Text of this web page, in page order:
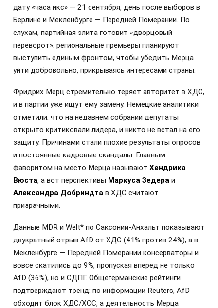
дату «часа икс» — 21 сентября, день после выборов в
Берлине и Мекленбурге — Передней Померании. По
слухам, партийная элита готовит «дворцовый
переворот»: региональные премьеры планируют
выступить единым фронтом, чтобы убедить Мерца
уйти добровольно, прикрываясь интересами страны.
Фридрих Мерц стремительно теряет авторитет в ХДС,
и в партии уже ищут ему замену. Немецкие аналитики
отметили, что на недавнем собрании депутаты
открыто критиковали лидера, и никто не встал на его
защиту. Причинами стали плохие результаты опросов
и постоянные кадровые скандалы. Главным
фаворитом на место Мерца называют Хендрика
Вюста, а вот перспективы Маркуса Зедера и
Александра Добриндта в ХДС считают
призрачными.
Данные MDR и Welt* по Саксонии-Анхальт показывают
двукратный отрыв AfD от ХДС (41% против 24%), а в
Мекленбурге — Передней Померании консерваторы и
вовсе скатились до 9%, пропуская вперед не только
AfD (36%), но и СДПГ. Общегерманские рейтинги
подтверждают тренд: по информации Reuters, AfD
обходит блок ХДС/ХСС, а деятельность Мерца